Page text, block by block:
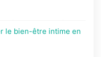
le bien-être intime en